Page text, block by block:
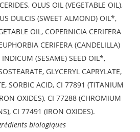
OLUS OIL (VEGETABLE OIL),
DULCIS (SWEET ALMOND) OIL*,
OIL, COPERNICIA CERIFERA
CERIFERA (CANDELILLA)
(SESAME) SEED OIL*,
GLYCERYL CAPRYLATE,
SORBIC ACID, CI 77891 (TITANIUM
OXIDES), CI 77288 (CHROMIUM
CI 77491 (IRON OXIDES).
biologiques